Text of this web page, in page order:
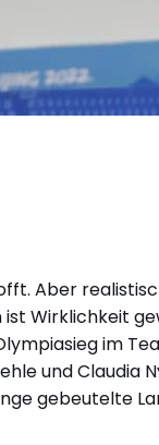
Aber
Wirklichkeit
im
und Claudia
gebeutelte